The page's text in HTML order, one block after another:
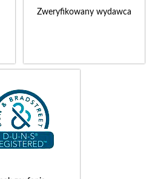
Zweryfikowany wydawca